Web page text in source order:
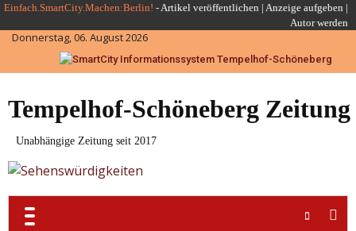
Skip
to
content
Einfach.SmartCity.Machen:Berlin! -Artikel veröffentlichen | Anzeige aufgeben |
Autor werden
Donnerstag, 06. August 2026
Tempelhof-Schöneberg Zeitung
Unabhängige Zeitung seit 2017